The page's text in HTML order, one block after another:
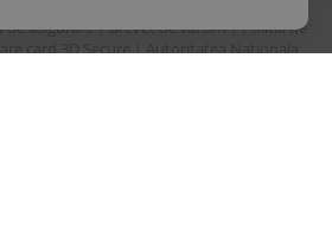
de asigurare|Brevet de turism|Politia de
card 3D Secure|Autoritatea Nationala